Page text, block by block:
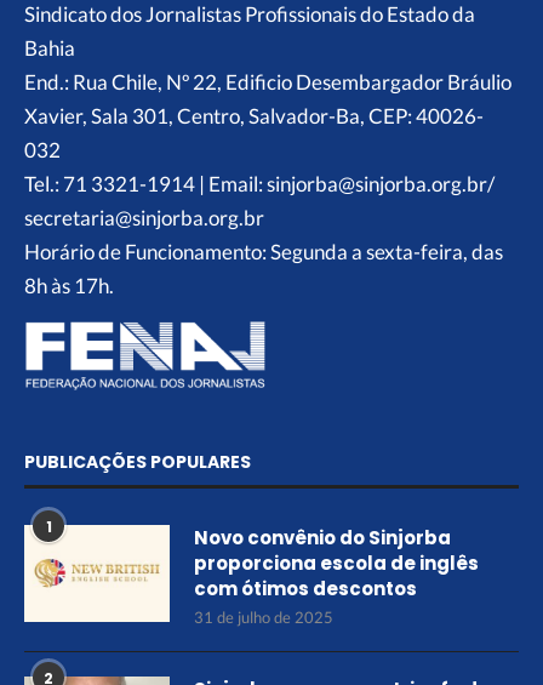
Sindicato dos Jornalistas Profissionais do Estado da
Bahia
End.: Rua Chile, Nº 22, Edificio Desembargador Bráulio
Xavier, Sala 301, Centro, Salvador-Ba, CEP: 40026-
032
Tel.: 71 3321-1914 | Email: sinjorba@sinjorba.org.br/
secretaria@sinjorba.org.br
Horário de Funcionamento: Segunda a sexta-feira, das
8h às 17h.
PUBLICAÇÕES POPULARES
1
Novo convênio do Sinjorba
proporciona escola de inglês
com ótimos descontos
31 de julho de 2025
2